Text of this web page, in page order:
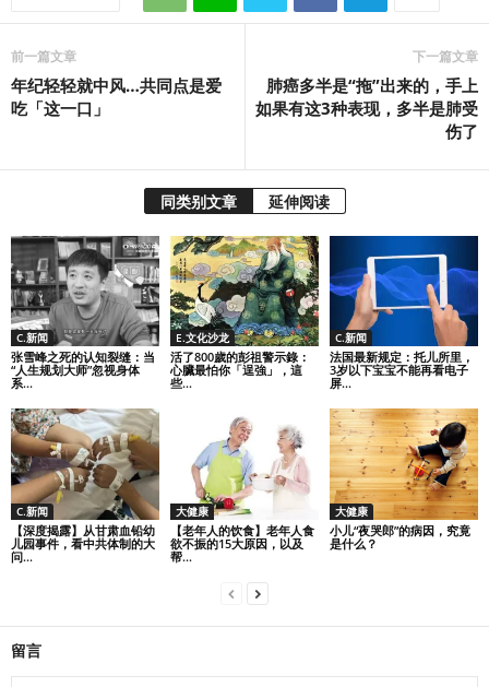
前一篇文章
年纪轻轻就中风…共同点是爱
吃「这一口」
下一篇文章
肺癌多半是“拖”出来的，手上
如果有这3种表现，多半是肺受
伤了
同类别文章 延伸阅读
C.新闻
张雪峰之死的认知裂缝：当
“人生规划大师”忽视身体
系...
E.文化沙龙
活了800歲的彭祖警示錄：
心臟最怕你「逞強」，這
些...
C.新闻
法国最新规定：托儿所里，
3岁以下宝宝不能再看电子
屏...
C.新闻
【深度揭露】从甘肃血铅幼
儿园事件，看中共体制的大
问...
大健康
【老年人的饮食】老年人食
欲不振的15大原因，以及
帮...
大健康
小儿“夜哭郎”的病因，究竟
是什么？
留言